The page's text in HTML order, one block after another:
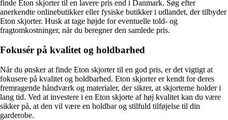
finde Eton skjorter til en lavere pris end i Danmark. Søg efter
anerkendte onlinebutikker eller fysiske butikker i udlandet, der tilbyder
Eton skjorter. Husk at tage højde for eventuelle told- og
fragtomkostninger, når du beregner den samlede pris.
Fokusér på kvalitet og holdbarhed
Når du ønsker at finde Eton skjorter til en god pris, er det vigtigt at
fokusere på kvalitet og holdbarhed. Eton skjorter er kendt for deres
fremragende håndværk og materialer, der sikrer, at skjorterne holder i
lang tid. Ved at investere i en Eton skjorte af høj kvalitet kan du være
sikker på, at den vil være en holdbar og stilfuld tilføjelse til din
garderobe.